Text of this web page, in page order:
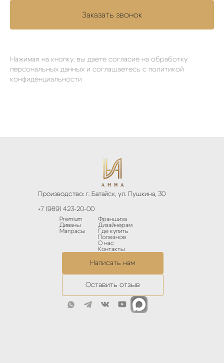
Заказать звонок
Нажимая на кнопку, вы даете согласие на обработку
персональных данных и соглашаетесь c политикой
конфиденциальности
Производство: г. Батайск, ул. Пушкина, 30
+7 (989) 423-20-00
Premium
Диваны
Матрасы
Франшиза
Дизайнерам
Где купить
Полезное
О нас
Контакты
Написать нам
Оставить отзыв